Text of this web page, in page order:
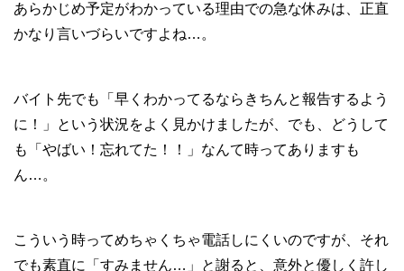
あらかじめ予定がわかっている理由での急な休みは、正直
かなり言いづらいですよね…。
バイト先でも「早くわかってるならきちんと報告するよう
に！」という状況をよく見かけましたが、でも、どうして
も「やばい！忘れてた！！」なんて時ってありますも
ん…。
こういう時ってめちゃくちゃ電話しにくいのですが、それ
でも素直に「すみません…」と謝ると、意外と優しく許し